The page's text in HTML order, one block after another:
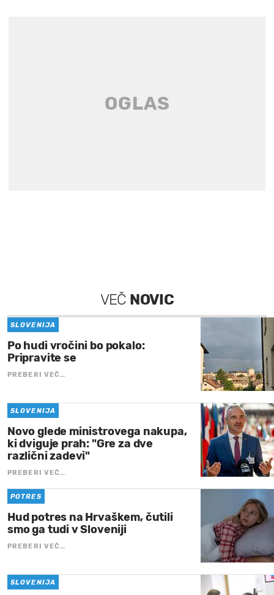
VEČ NOVIC
SLOVENIJA
Po hudi vročini bo pokalo:
Pripravite se
PREBERI VEČ…
SLOVENIJA
Novo glede ministrovega nakupa,
ki dviguje prah: "Gre za dve
različni zadevi"
PREBERI VEČ…
POTRES
Hud potres na Hrvaškem, čutili
smo ga tudi v Sloveniji
PREBERI VEČ…
SLOVENIJA